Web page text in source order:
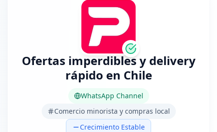
Ofertas imperdibles y delivery
rápido en Chile
WhatsApp Channel
Comercio minorista y compras local
Crecimiento Estable